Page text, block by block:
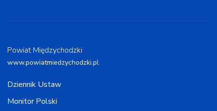
Powiat Międzychodzki
www.powiatmiedzychodzki.pl
Dziennik Ustaw
Monitor Polski